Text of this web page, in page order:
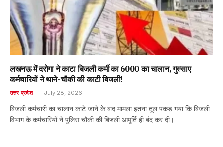
लखनऊ में दरोगा ने काटा बिजली कर्मी का ₹6000 का चालान, गुस्साए
कर्मचारियों ने थाने-चौकी की काटी बिजली!
उत्तर प्रदेश July 28, 2026
बिजली कर्मचारी का चालान काटे जाने के बाद मामला इतना तूल पकड़ गया कि बिजली
विभाग के कर्मचारियों ने पुलिस चौकी की बिजली आपूर्ति ही बंद कर दी।